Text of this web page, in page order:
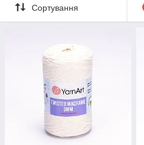
Сортування